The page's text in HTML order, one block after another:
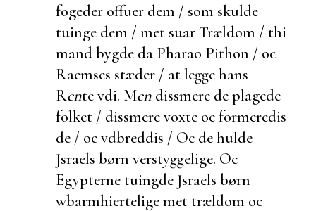
fogeder offuer dem / som skulde
tuinge dem / met suar Trældom / thi
mand bygde da Pharao Pithon / oc
Raemses stæder / at legge hans
Rente vdi. Men dissmere de plagede
folket / dissmere voxte ocformeredis
de / oc vdbreddis / Oc dehulde
Jsraels børn verstyggelige. Oc
Egypterne tuingde Jsraels børn
wbarmhiertelige met trældom oc